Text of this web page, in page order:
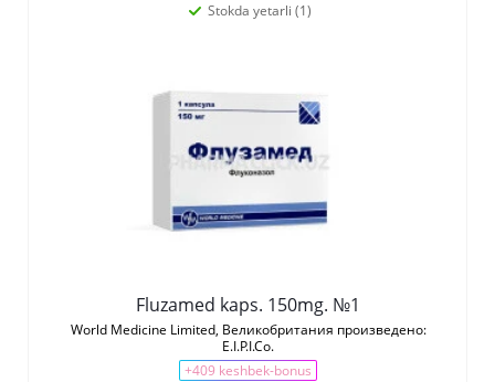
Stokda yetarli (1)
Fluzamed kaps. 150mg. №1
World Medicine Limited, Великобритания произведено:
E.I.P.I.Co.
+409 keshbek-bonus